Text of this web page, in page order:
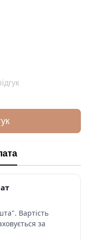
Вартість
за